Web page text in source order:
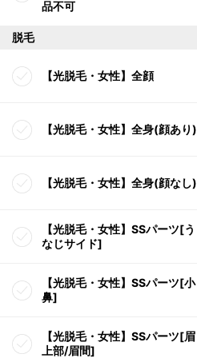
品不可
脱毛
【光脱毛・女性】全顔
【光脱毛・女性】全身(顔あり)
【光脱毛・女性】全身(顔なし)
【光脱毛・女性】SSパーツ[う
なじサイド]
【光脱毛・女性】SSパーツ[小
鼻]
【光脱毛・女性】SSパーツ[眉
上部/眉間]